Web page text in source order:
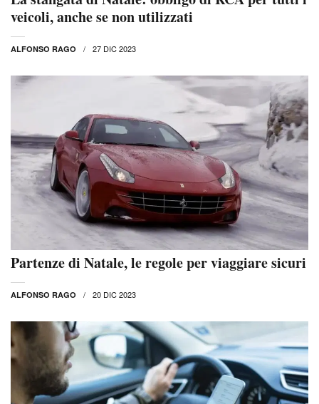
veicoli, anche se non utilizzati
ALFONSO RAGO 27 DIC 2023
Partenze di Natale, le regole per viaggiare sicuri
ALFONSO RAGO 20 DIC 2023